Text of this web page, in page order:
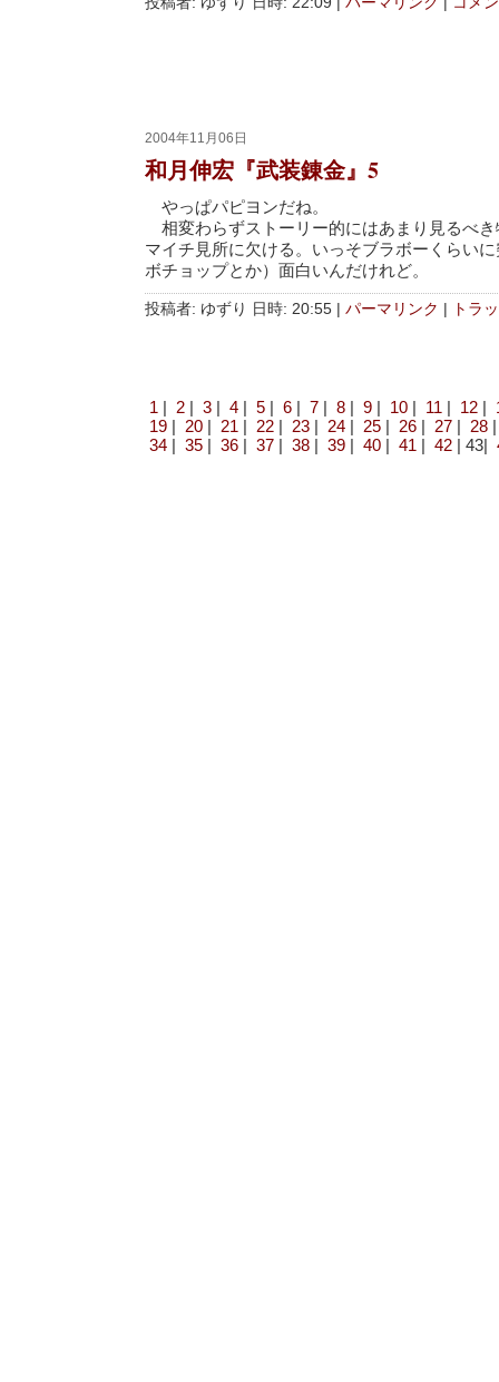
2004年11月06日
和月伸宏『武装錬金』5
やっぱパピヨンだね。
相変わらずストーリー的にはあまり見るべ
マイチ見所に欠ける。いっそブラボーくらい
ボチョップとか）面白いんだけれど。
投稿者: ゆずり 日時: 20:55 パーマリンク トラ
1 | 2 | 3 | 4 | 5 | 6 | 7 | 8 | 9 | 10 | 11 | 12 |
19 | 20 | 21 | 22 | 23 | 24 | 25 | 26 | 27 | 28
34 | 35 | 36 | 37 | 38 | 39 | 40 | 41 | 42 | 43|